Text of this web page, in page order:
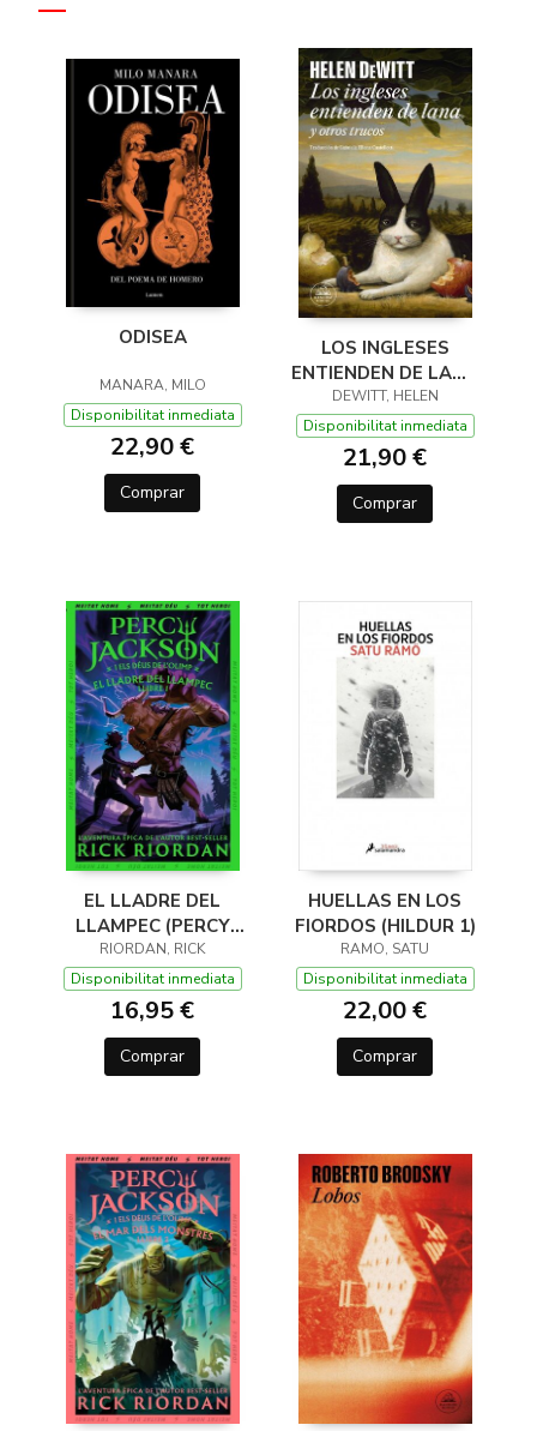
ODISEA
MANARA, MILO
Disponibilitat inmediata
22,90 €
Comprar
LOS INGLESES
ENTIENDEN DE LANA
(Y OTROS TRUCOS)
DEWITT, HELEN
Disponibilitat inmediata
21,90 €
Comprar
EL LLADRE DEL
LLAMPEC (PERCY
JACKSON I ELS DÉUS
DE L'OLIMP 1)
RIORDAN, RICK
Disponibilitat inmediata
16,95 €
Comprar
HUELLAS EN LOS
FIORDOS (HILDUR 1)
RAMO, SATU
Disponibilitat inmediata
22,00 €
Comprar